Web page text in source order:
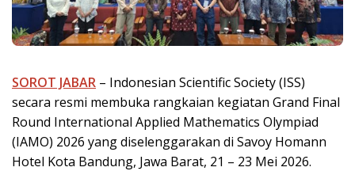
SOROT JABAR – Indonesian Scientific Society (ISS)
secara resmi membuka rangkaian kegiatan Grand Final
Round International Applied Mathematics Olympiad
(IAMO) 2026 yang diselenggarakan di Savoy Homann
Hotel Kota Bandung, Jawa Barat, 21 – 23 Mei 2026.